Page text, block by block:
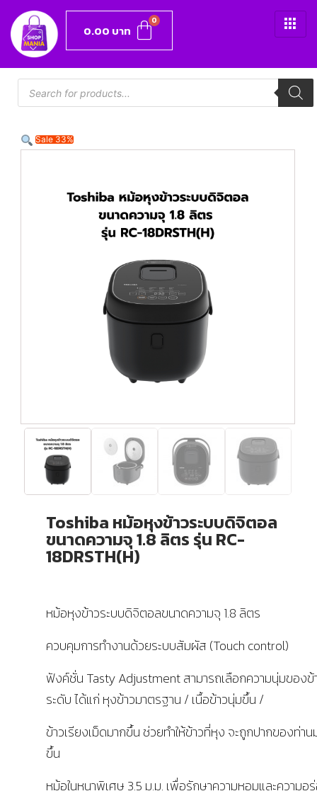
0.00 บาท
Sale 33%
Toshiba หม้อหุงข้าวระบบดิจิตอล
ขนาดความจุ 1.8 ลิตร รุ่น RC-
18DRSTH(H)
หม้อหุงข้าวระบบดิจิตอลขนาดความจุ 1.8 ลิตร
ควบคุมการทำงานด้วยระบบสัมผัส (Touch control)
ฟังค์ชั่น Tasty Adjustment สามารถเลือกความนุ่มของข้
ระดับ ได้แก่ หุงข้าวมาตรฐาน / เนื้อข้าวนุ่มขึ้น /
ข้าวเรียงเม็ดมากขึ้น ช่วยทำให้ข้าวที่หุง จะถูกปากของท่า
ขึ้น
หม้อในหนาพิเศษ 3.5 ม.ม. เพื่อรักษาความหอมและความอ